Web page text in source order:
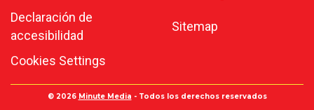
Declaración de
accesibilidad
Sitemap
Cookies Settings
© 2026 Minute Media - Todos los derechos reservados